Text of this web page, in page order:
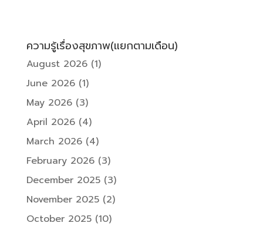
ความรู้เรื่องสุขภาพ(แยกตามเดือน)
August 2026(1)
June 2026(1)
May 2026(3)
April 2026(4)
March 2026(4)
February 2026(3)
December 2025(3)
November 2025(2)
October 2025(10)